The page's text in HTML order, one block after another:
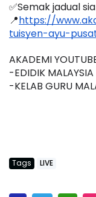
✅Semak jadual
📍https://
tuisyen-ayu-
AKADEMI
-EDIDIK MALAYSIA
-KELAB GURU
Tags LIVE